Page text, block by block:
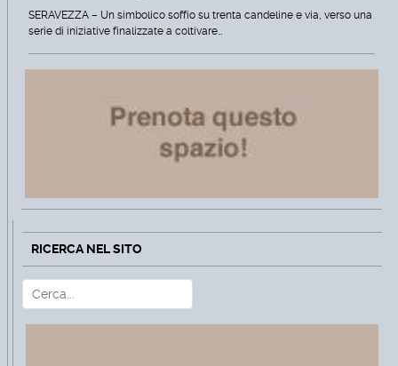
SERAVEZZA – Un simbolico soffio su trenta candeline e via, verso una
serie di iniziative finalizzate a coltivare…
RICERCA NEL SITO
Cerca Type 2 or more characters for